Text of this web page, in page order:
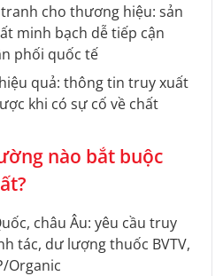
cho thương hiệu: sản
minh bạch dễ tiếp cận
phối quốc tế
quả: thông tin truy xuất
khi có sự cố về chất
nào bắt buộc
châu Âu: yêu cầu truy
tác, dư lượng thuốc BVTV,
Organic